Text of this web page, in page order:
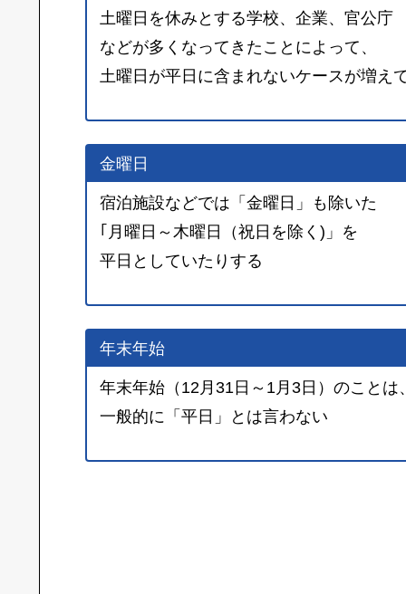
土曜日を休みとする学校、企業、官公庁
などが多くなってきたことによって、
土曜日が平日に含まれないケースが増え
金曜日
宿泊施設などでは「金曜日」も除いた
｢月曜日～木曜日（祝日を除く)」を
平日としていたりする
年末年始
年末年始（12月31日～1月3日）のことは、
一般的に「平日」とは言わない